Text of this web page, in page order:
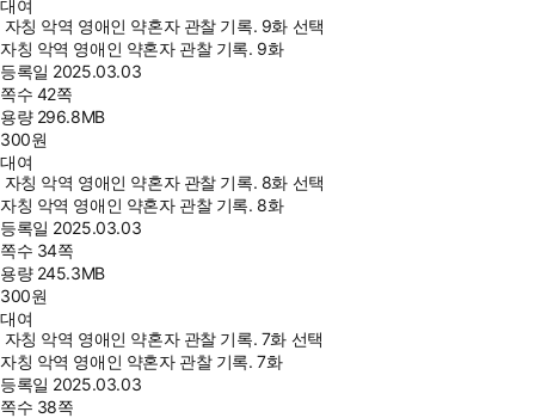
대여
자칭 악역 영애인 약혼자 관찰 기록. 9화 선택
자칭 악역 영애인 약혼자 관찰 기록. 9화
등록일 2025.03.03
쪽수 42쪽
용량 296.8MB
300원
대여
자칭 악역 영애인 약혼자 관찰 기록. 8화 선택
자칭 악역 영애인 약혼자 관찰 기록. 8화
등록일 2025.03.03
쪽수 34쪽
용량 245.3MB
300원
대여
자칭 악역 영애인 약혼자 관찰 기록. 7화 선택
자칭 악역 영애인 약혼자 관찰 기록. 7화
등록일 2025.03.03
쪽수 38쪽